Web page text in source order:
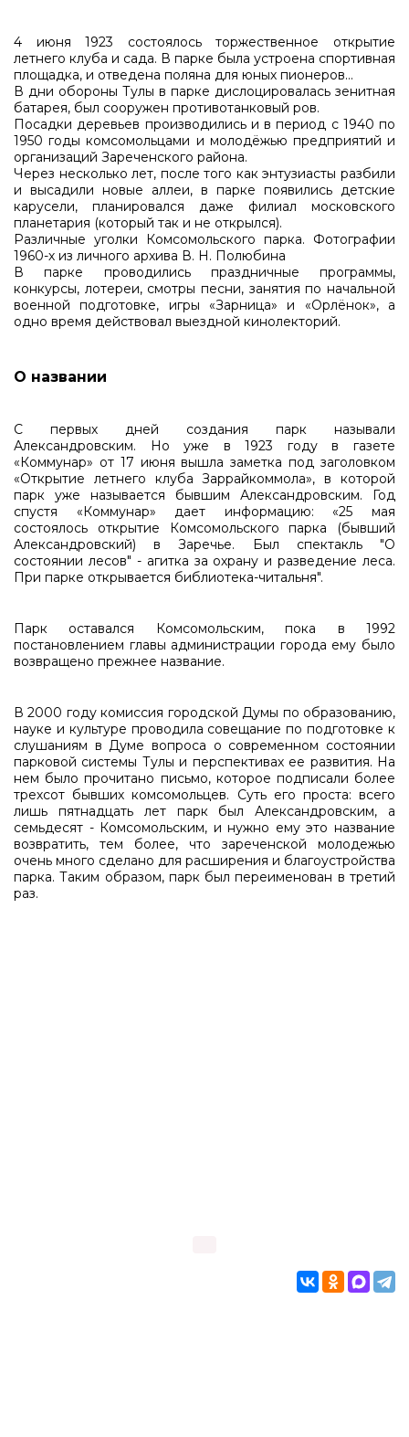
4 июня 1923 состоялось торжественное открытие
летнего клуба и сада. В парке была устроена спортивная
площадка, и отведена поляна для юных пионеров...
В дни обороны Тулы в парке дислоцировалась зенитная
батарея, был сооружен противотанковый ров.
Посадки деревьев производились и в период с 1940 по
1950 годы комсомольцами и молодёжью предприятий и
организаций Зареченского района.
Через несколько лет, после того как энтузиасты разбили
и высадили новые аллеи, в парке появились детские
карусели, планировался даже филиал московского
планетария (который так и не открылся).
Различные уголки Комсомольского парка. Фотографии
1960-х из личного архива В. Н. Полюбина
В парке проводились праздничные программы,
конкурсы, лотереи, смотры песни, занятия по начальной
военной подготовке, игры «Зарница» и «Орлёнок», а
одно время действовал выездной кинолекторий.
О названии
С первых дней создания парк называли
Александровским. Но уже в 1923 году в газете
«Коммунар» от 17 июня вышла заметка под заголовком
«Открытие летнего клуба Заррайкоммола», в которой
парк уже называется бывшим Александровским. Год
спустя «Коммунар» дает информацию: «25 мая
состоялось открытие Комсомольского парка (бывший
Алексан­дровский) в Заречье. Был спектакль "О
состоянии лесов" - агитка за охрану и разведение леса.
При парке открывается библиотека-читальня".
Парк оставался Комсомольским, пока в 1992
постановлением главы администрации города ему было
возвращено прежнее название.
В 2000 году комиссия городской Думы по образованию,
науке и культуре проводила совещание по подготовке к
слушаниям в Думе вопроса о современном состоянии
парковой системы Тулы и перспективах ее развития. На
нем было прочитано письмо, которое подписали более
трехсот бывших комсомольцев. Суть его проста: всего
лишь пятнадцать лет парк был Александровским, а
семьдесят - Комсомольским, и нужно ему это название
возвратить, тем более, что зареченской молодежью
очень много сделано для расширения и благоустройства
парка. Таким образом, парк был переименован в третий
раз.